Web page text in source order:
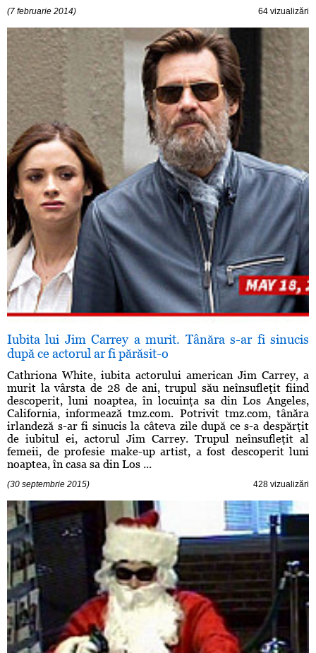
(7 februarie 2014) 64 vizualizări
Iubita lui Jim Carrey a murit. Tânăra s-ar fi sinucis
după ce actorul ar fi părăsit-o
Cathriona White, iubita actorului american Jim Carrey, a
murit la vârsta de 28 de ani, trupul său neînsufleţit fiind
descoperit, luni noaptea, în locuinţa sa din Los Angeles,
California, informează tmz.com. Potrivit tmz.com, tânăra
irlandeză s-ar fi sinucis la câteva zile după ce s-a despărţit
de iubitul ei, actorul Jim Carrey. Trupul neînsufleţit al
femeii, de profesie make-up artist, a fost descoperit luni
noaptea, în casa sa din Los ...
(30 septembrie 2015) 428 vizualizări